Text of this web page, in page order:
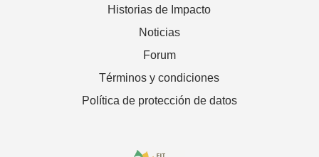
Historias de Impacto
Noticias
Forum
Términos y condiciones
Política de protección de datos